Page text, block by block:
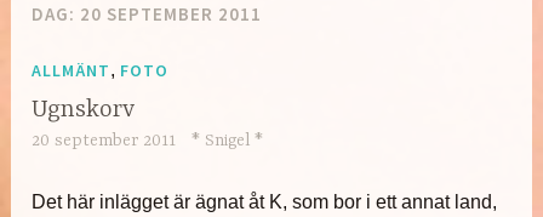
DAG: 20 SEPTEMBER 2011
ALLMÄNT, FOTO
Ugnskorv
20 september 2011 * Snigel *
Det här inlägget är ägnat åt K, som bor i ett annat land,